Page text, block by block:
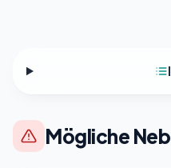
Mögliche